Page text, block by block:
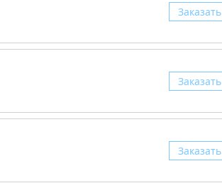
Заказать
Заказать
Заказать